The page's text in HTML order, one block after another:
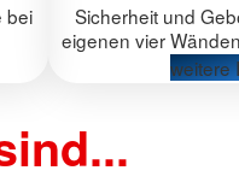
bei
Sicherheit und
eigenen vier
weitere